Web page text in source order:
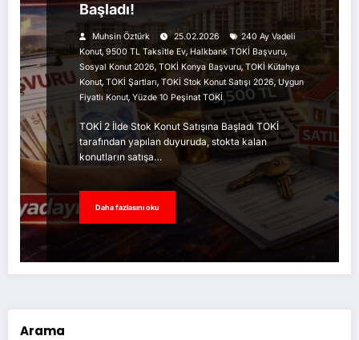
Başladı!
Muhsin Öztürk 25.02.2026
240 Ay Vadeli
Konut, 9500 TL Taksitle Ev, Halkbank TOKİ Başvuru,
Sosyal Konut 2026, TOKİ Konya Başvuru,TOKİ Kütahya
Konut, TOKİ Şartları, TOKİ Stok Konut Satışı 2026,Uygun
Fiyatlı Konut, Yüzde 10 Peşinat TOKİ
TOKİ 2 İlde Stok Konut Satışına Başladı TOKİ
tarafından yapılan duyuruda, stokta kalan
konutların satışa…
Daha fazlasını oku
Arama